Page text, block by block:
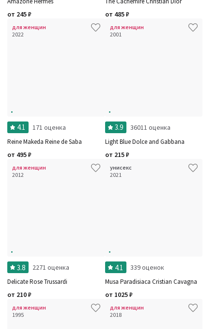
от 245₽ от 485₽
для женщин
2022
4.1 171 оценка
Reine Makeda Reine de Saba
от 495₽
для женщин
2001
3.9 36011 оценка
Light Blue Dolce and Gabbana
от 215₽
для женщин
2012
3.8 2271 оценка
Delicate Rose Trussardi
от 210₽
унисекс
2021
4.1 339 оценок
Musa Paradisiaca Cristian Cavagna
от 1025₽
для женщин
1995
для женщин
2018